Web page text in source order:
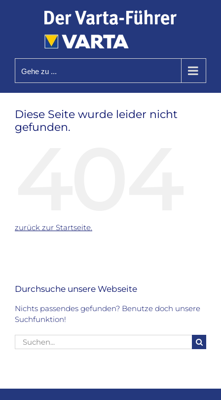
Gehe zu ...
Diese Seite wurde leider nicht
gefunden.
zurück zur Startseite.
Durchsuche unsere Webseite
Nichts passendes gefunden? Benutze doch unsere
Suchfunktion!
Suche
nach: